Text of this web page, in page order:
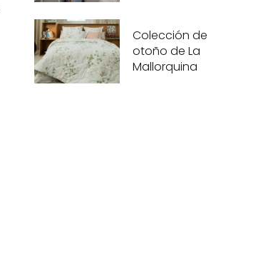
Colección de
otoño de La
Mallorquina